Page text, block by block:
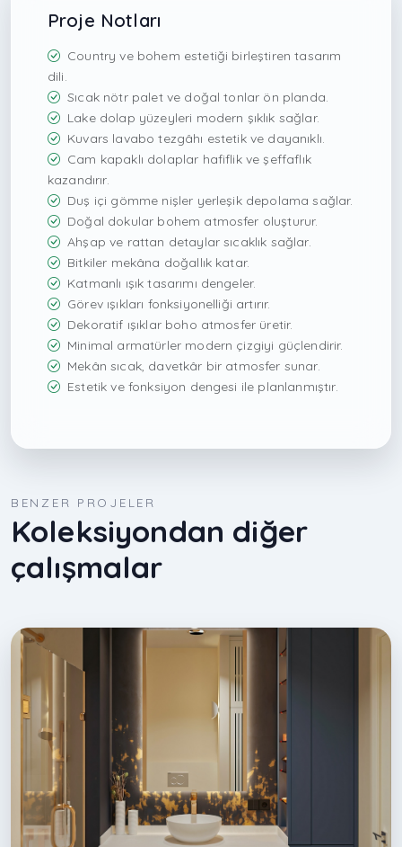
Proje Notları
Country ve bohem estetiği birleştiren tasarım
dili.
Sıcak nötr palet ve doğal tonlar ön planda.
Lake dolap yüzeyleri modern şıklık sağlar.
Kuvars lavabo tezgâhı estetik ve dayanıklı.
Cam kapaklı dolaplar hafiflik ve şeffaflık
kazandırır.
Duş içi gömme nişler yerleşik depolama sağlar.
Doğal dokular bohem atmosfer oluşturur.
Ahşap ve rattan detaylar sıcaklık sağlar.
Bitkiler mekâna doğallık katar.
Katmanlı ışık tasarımı dengeler.
Görev ışıkları fonksiyonelliği artırır.
Dekoratif ışıklar boho atmosfer üretir.
Minimal armatürler modern çizgiyi güçlendirir.
Mekân sıcak, davetkâr bir atmosfer sunar.
Estetik ve fonksiyon dengesi ile planlanmıştır.
BENZER PROJELER
Koleksiyondan diğer
çalışmalar